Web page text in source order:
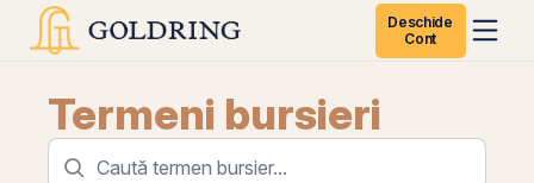
Deschide
Cont
Termeni bursieri